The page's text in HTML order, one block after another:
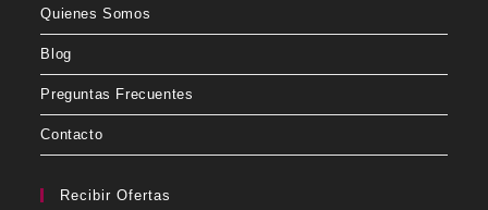
Quienes Somos
Blog
Preguntas Frecuentes
Contacto
Recibir Ofertas